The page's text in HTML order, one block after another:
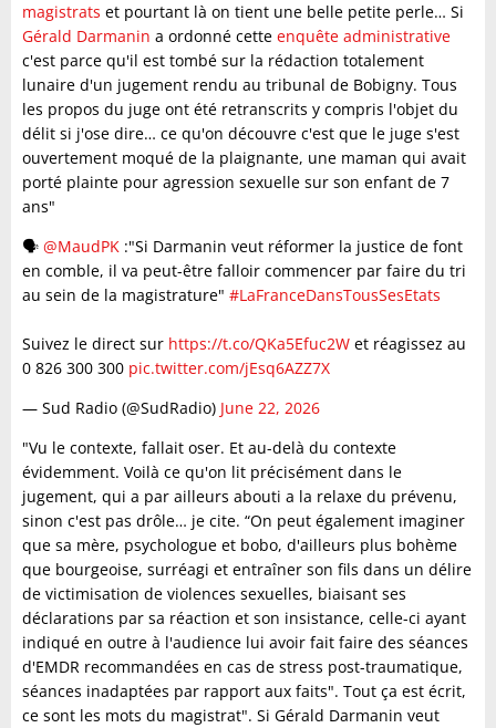
magistrats et pourtant là on tient une belle petite perle… Si
Gérald Darmanin a ordonné cette enquête administrative
c'est parce qu'il est tombé sur la rédaction totalement
lunaire d'un jugement rendu au tribunal de Bobigny. Tous
les propos du juge ont été retranscrits y compris l'objet du
délit si j'ose dire… ce qu'on découvre c'est que le juge s'est
ouvertement moqué de la plaignante, une maman qui avait
porté plainte pour agression sexuelle sur son enfant de 7
ans"
🗣️ @MaudPK :"Si Darmanin veut réformer la justice de font
en comble, il va peut-être falloir commencer par faire du tri
au sein de la magistrature" #LaFranceDansTousSesEtats
Suivez le direct sur https://t.co/QKa5Efuc2W et réagissez au
0 826 300 300 pic.twitter.com/jEsq6AZZ7X
— Sud Radio (@SudRadio) June 22, 2026
"Vu le contexte, fallait oser. Et au-delà du contexte
évidemment. Voilà ce qu'on lit précisément dans le
jugement, qui a par ailleurs abouti a la relaxe du prévenu,
sinon c'est pas drôle… je cite. “On peut également imaginer
que sa mère, psychologue et bobo, d'ailleurs plus bohème
que bourgeoise, surréagi et entraîner son fils dans un délire
de victimisation de violences sexuelles, biaisant ses
déclarations par sa réaction et son insistance, celle-ci ayant
indiqué en outre à l'audience lui avoir fait faire des séances
d'EMDR recommandées en cas de stress post-traumatique,
séances inadaptées par rapport aux faits". Tout ça est écrit,
ce sont les mots du magistrat". Si Gérald Darmanin veut